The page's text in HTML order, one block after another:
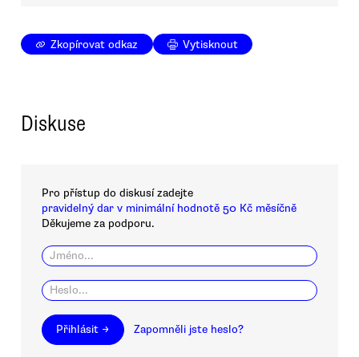
Zkopírovat odkaz Vytisknout
Diskuse
Pro přístup do diskusí zadejte
pravidelný dar v minimální hodnotě 50 Kč měsíčně
Děkujeme za podporu.
Přihlásit → Zapomněli jste heslo?